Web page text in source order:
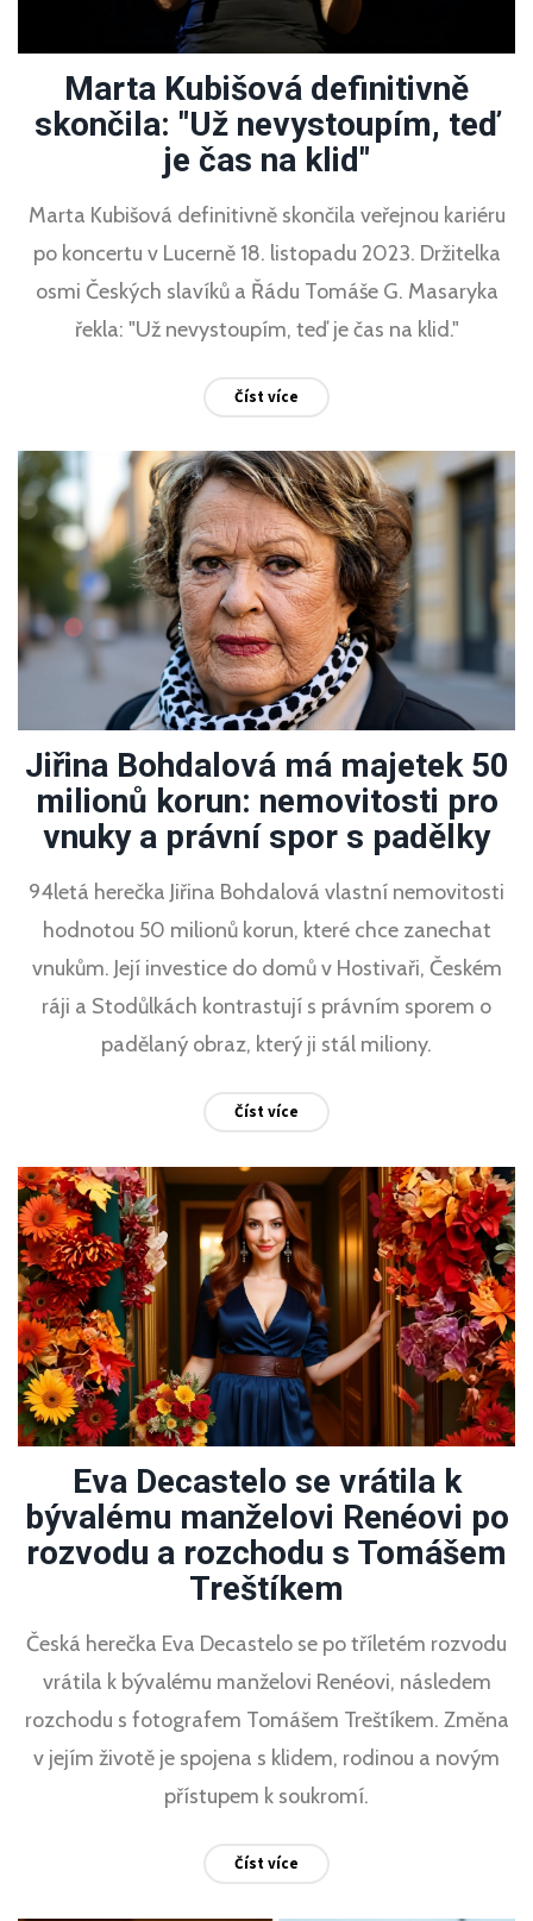
Marta Kubišová definitivně
skončila: "Už nevystoupím, teď
je čas na klid"
Marta Kubišová definitivně skončila veřejnou kariéru
po koncertu v Lucerně 18. listopadu 2023. Držitelka
osmi Českých slavíků a Řádu Tomáše G. Masaryka
řekla: "Už nevystoupím, teď je čas na klid."
Číst více
Jiřina Bohdalová má majetek 50
milionů korun: nemovitosti pro
vnuky a právní spor s padělky
94letá herečka Jiřina Bohdalová vlastní nemovitosti
hodnotou 50 milionů korun, které chce zanechat
vnukům. Její investice do domů v Hostivaři, Českém
ráji a Stodůlkách kontrastují s právním sporem o
padělaný obraz, který ji stál miliony.
Číst více
Eva Decastelo se vrátila k
bývalému manželovi Renéovi po
rozvodu a rozchodu s Tomášem
Treštíkem
Česká herečka Eva Decastelo se po tříletém rozvodu
vrátila k bývalému manželovi Renéovi, následem
rozchodu s fotografem Tomášem Treštíkem. Změna
v jejím životě je spojena s klidem, rodinou a novým
přístupem k soukromí.
Číst více